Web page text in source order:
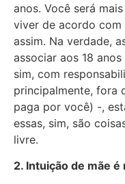
anos. Você será
viver de acordo
assim. Na verdade,
associar aos 18
sim, com
principalmente, fora
paga por você) -,
essas, sim, são
livre.
2. Intuição de mãe é